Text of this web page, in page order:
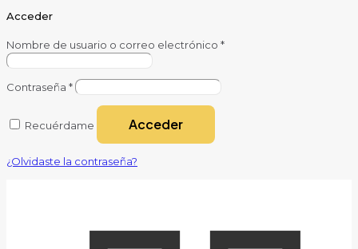
Acceder
Nombre de usuario o correo electrónico *
Contraseña *
Recuérdame Acceder
¿Olvidaste la contraseña?